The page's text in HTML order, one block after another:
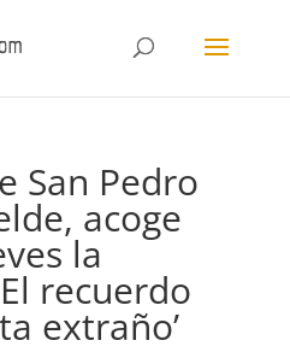
San Pedro
acoge
la
recuerdo
extraño’